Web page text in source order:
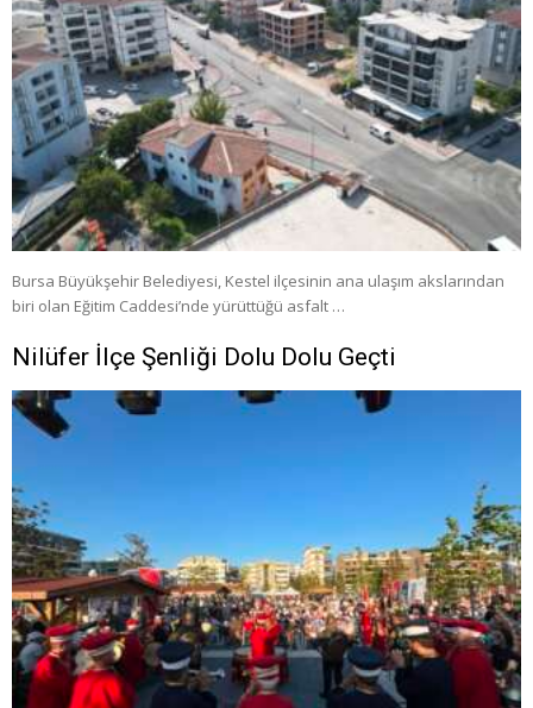
Bursa Büyükşehir Belediyesi, Kestel ilçesinin ana ulaşım akslarından
biri olan Eğitim Caddesi’nde yürüttüğü asfalt …
Nilüfer İlçe Şenliği Dolu Dolu Geçti